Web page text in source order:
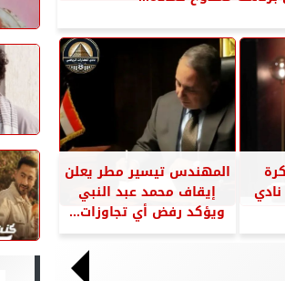
المهندس تيسير مطر يعلن
إيقاف محمد عبد النبي
ويؤكد رفض أي تجاوزات...